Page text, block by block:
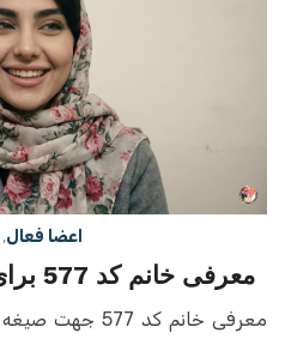
معرفی خانم کد 583 برای صیغه ماهانه شیراز ملاصدرا
اعضا فعال,
معرفی خانم کد 577 برای صیغه موقت رشت